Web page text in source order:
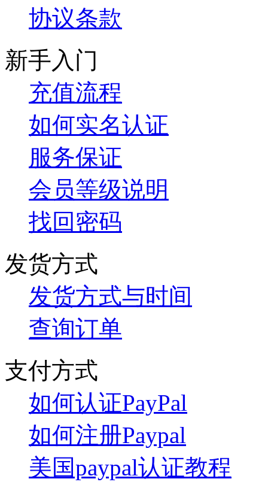
协议条款
新手入门
充值流程
如何实名认证
服务保证
会员等级说明
找回密码
发货方式
发货方式与时间
查询订单
支付方式
如何认证PayPal
如何注册Paypal
美国paypal认证教程